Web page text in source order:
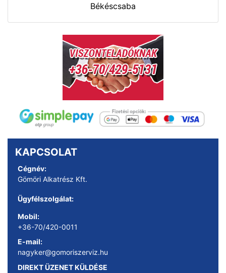
Békéscsaba
KAPCSOLAT
Cégnév:
Gömöri Alkatrész Kft.
Ügyfélszolgálat:
Mobil:
+36-70/420-0011
E-mail:
nagyker@gomoriszerviz.hu
DIREKT ÜZENET KÜLDÉSE